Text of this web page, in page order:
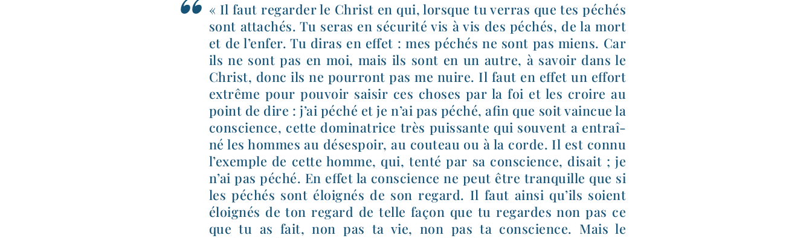
« Il faut regar­der le Christ en qui, lorsque tu ver­ras que tes péchés
sont atta­chés. Tu seras en sécu­ri­té vis à vis des péchés, de la mort
et de l’enfer. Tu diras en effet : mes péchés ne sont pas miens. Car
ils ne sont pas en moi, mais ils sont en un autre, à savoir dans le
Christ, donc ils ne pour­ront pas me nuire. Il faut en effet un effort
extrême pour pou­voir sai­sir ces choses par la foi et les croire au
point de dire : j’ai péché et je n’ai pas péché, afin que soit vain­cue la
conscience, cette domi­na­trice très puis­sante qui sou­vent a entraî­
né les hommes au déses­poir, au cou­teau ou à la corde. Il est connu
l’exemple de cette homme, qui, ten­té par sa conscience, disait ; je
n’ai pas péché. En effet la conscience ne peut être tran­quille que si
les péchés sont éloi­gnés de son regard. Il faut ain­si qu’ils soient
éloi­gnés de ton regard de telle façon que tu regardes non pas ce
que tu as fait, non pas ta vie, non pas ta conscience. Mais le